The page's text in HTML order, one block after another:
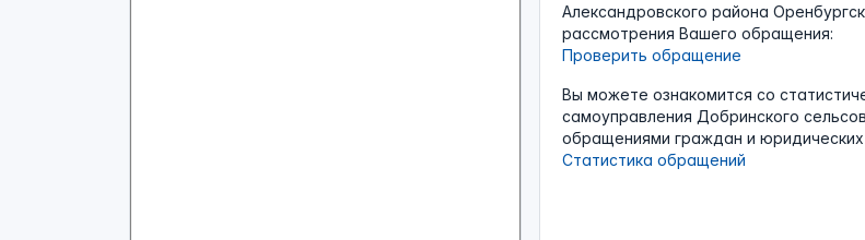
Александровского района
рассмотрения Вашего обращения:
Проверить обращение
Вы можете ознакомится со
самоуправления Добринского
обращениями граждан и юридических
Статистика обращений